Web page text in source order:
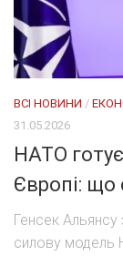
ВСІ НОВИНИ /
31.05.2026
НАТО
Європі: що
Генсек
силову модель